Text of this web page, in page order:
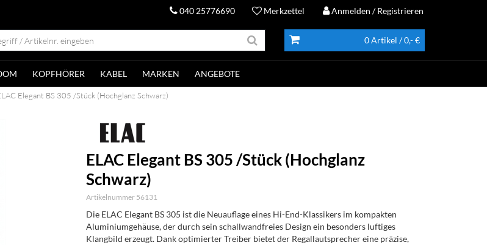
040 25776690 Merkzettel Anmelden / Registrieren
0 Artikel / 0,- €
KOPFHÖRER KABEL MARKEN ANGEBOTE
Elegant BS 305 /Stück (Hochglanz Schwarz)
ELAC Elegant BS 305 /Stück (Hochglanz
Schwarz)
Artikelnummer 56131
Die ELAC Elegant BS 305 ist die Neuauflage eines Hi-End-Klassikers im kompakten
Aluminiumgehäuse, der durch sein schallwandfreies Design ein besonders luftiges
Klangbild erzeugt. Dank optimierter Treiber bietet der Regallautsprecher eine präzise,